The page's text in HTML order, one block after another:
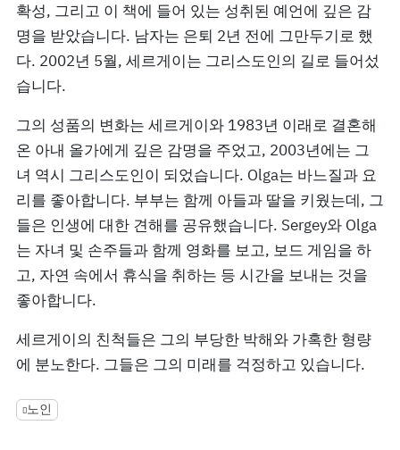
확성, 그리고 이 책에 들어 있는 성취된 예언에 깊은 감
명을 받았습니다. 남자는 은퇴 2년 전에 그만두기로 했
다. 2002년 5월, 세르게이는 그리스도인의 길로 들어섰
습니다.
그의 성품의 변화는 세르게이와 1983년 이래로 결혼해
온 아내 올가에게 깊은 감명을 주었고, 2003년에는 그
녀 역시 그리스도인이 되었습니다. Olga는 바느질과 요
리를 좋아합니다. 부부는 함께 아들과 딸을 키웠는데, 그
들은 인생에 대한 견해를 공유했습니다. Sergey와 Olga
는 자녀 및 손주들과 함께 영화를 보고, 보드 게임을 하
고, 자연 속에서 휴식을 취하는 등 시간을 보내는 것을
좋아합니다.
세르게이의 친척들은 그의 부당한 박해와 가혹한 형량
에 분노한다. 그들은 그의 미래를 걱정하고 있습니다.
노인